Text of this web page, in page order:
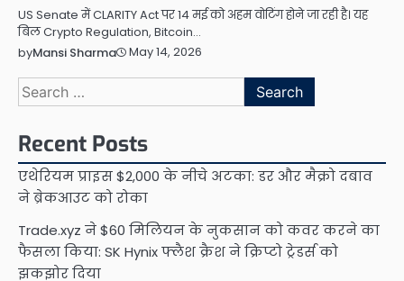
US Senate में CLARITY Act पर 14 मई को अहम वोटिंग होने जा रही है। यह
बिल Crypto Regulation, Bitcoin…
byMansi Sharma May 14, 2026
Search
for:
Recent Posts
एथेरियम प्राइस $2,000 के नीचे अटका: डर और मैक्रो दबाव
ने ब्रेकआउट को रोका
Trade.xyz ने $60 मिलियन के नुकसान को कवर करने का
फैसला किया: SK Hynix फ्लैश क्रैश ने क्रिप्टो ट्रेडर्स को
झकझोर दिया